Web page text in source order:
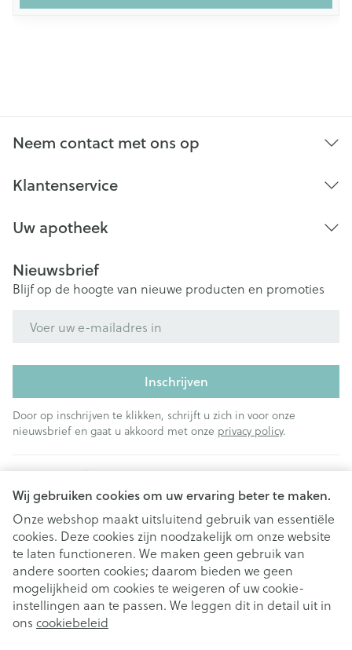
Wij gebruiken cookies om uw ervaring beter te maken.
Onze webshop maakt uitsluitend gebruik van essentiële
cookies. Deze cookies zijn noodzakelijk om onze website
te laten functioneren. We maken geen gebruik van
andere soorten cookies; daarom bieden we geen
mogelijkheid om cookies te weigeren of uw cookie-
instellingen aan te passen. We leggen dit in detail uit in
ons cookiebeleid
Neem contact met ons op
Klantenservice
Uw apotheek
Nieuwsbrief
Blijf op de hoogte van nieuwe producten en promoties
Inschrijven
Door op inschrijven te klikken, schrijft u zich in voor onze
nieuwsbrief en gaat u akkoord met onze privacy policy.
Juridische links